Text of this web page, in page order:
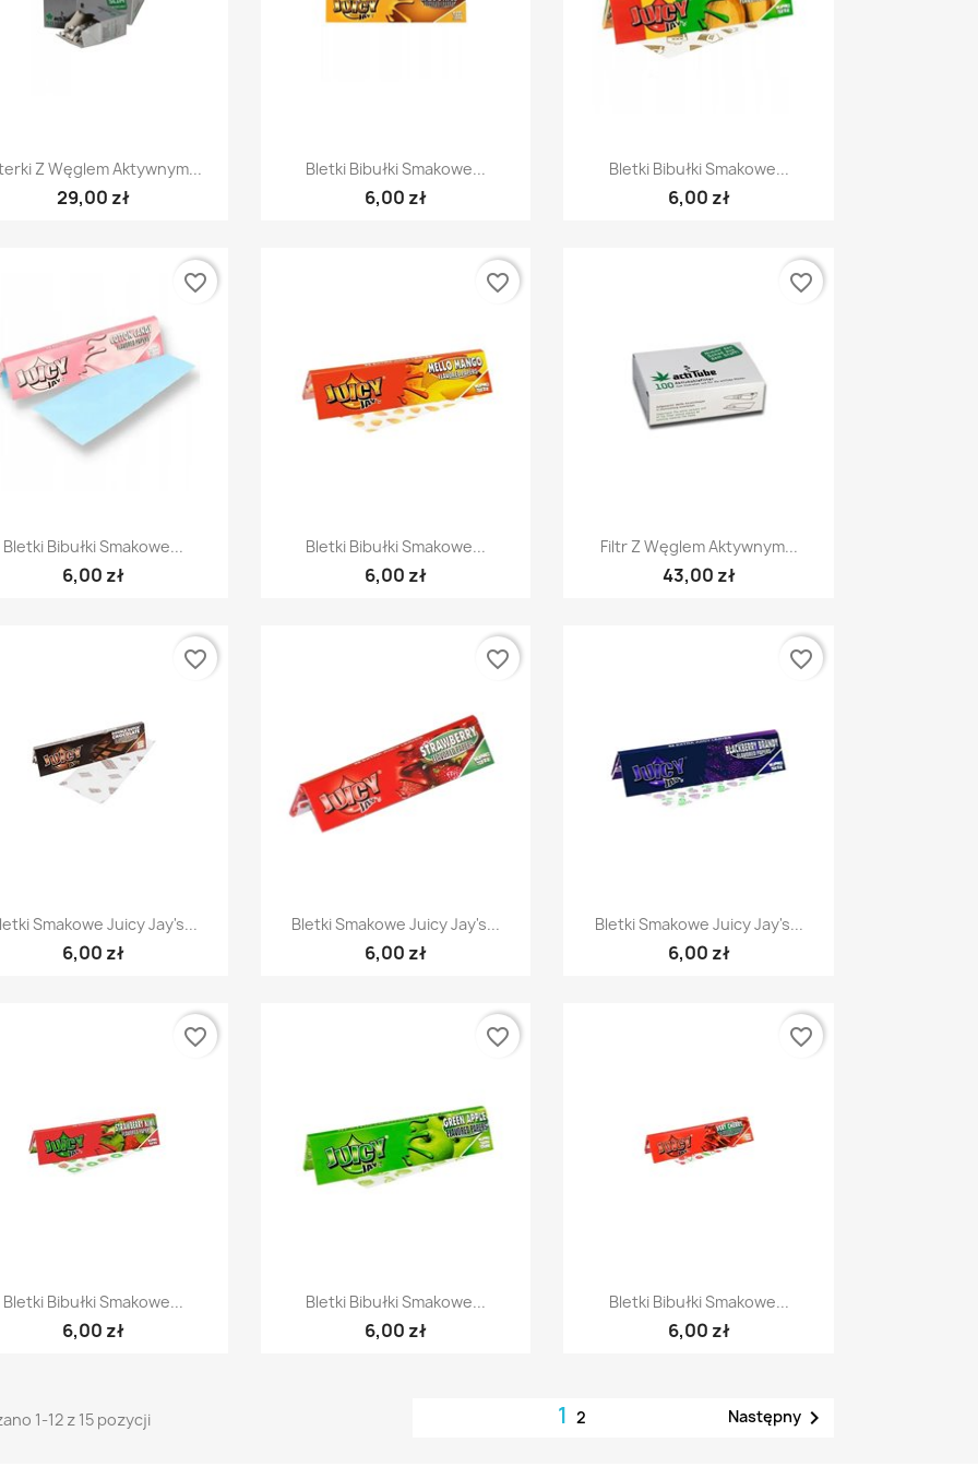
Szybki podgląd
Z Węglem Aktywnym...
29,00 zł
Szybki podgląd
Bletki Bibułki Smakowe...
6,00 zł
Szybki podgląd
Bletki Bibułki Smakowe...
6,00 zł
Szybki podgląd
Bletki Bibułki Smakowe...
6,00 zł
favorite_border
Szybki podgląd
Bletki Bibułki Smakowe...
6,00 zł
favorite_border
Szybki podgląd
Filtr Z Węglem Aktywnym...
43,00 zł
favorite_border
Szybki podgląd
Smakowe Juicy Jay's...
6,00 zł
favorite_border
Szybki podgląd
Bletki Smakowe Juicy Jay's...
6,00 zł
favorite_border
Szybki podgląd
Bletki Smakowe Juicy Jay's...
6,00 zł
favorite_border
Szybki podgląd
Bletki Bibułki Smakowe...
6,00 zł
favorite_border
Szybki podgląd
Bletki Bibułki Smakowe...
6,00 zł
favorite_border
Szybki podgląd
Bletki Bibułki Smakowe...
6,00 zł
favorite_border
1-12 z 15 pozycji 12 Następny